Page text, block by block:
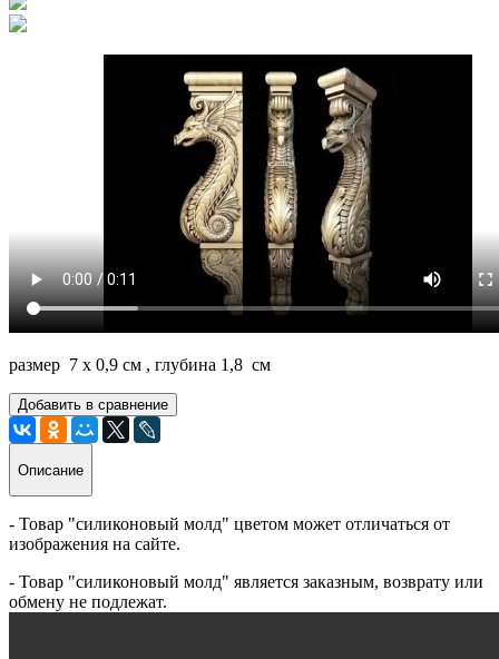
размер 7 х 0,9 см , глубина 1,8 см
Добавить в сравнение
Описание
- Товар "силиконовый молд" цветом может отличаться от
изображения на сайте.
- Товар "силиконовый молд" является заказным, возврату или
обмену не подлежат.